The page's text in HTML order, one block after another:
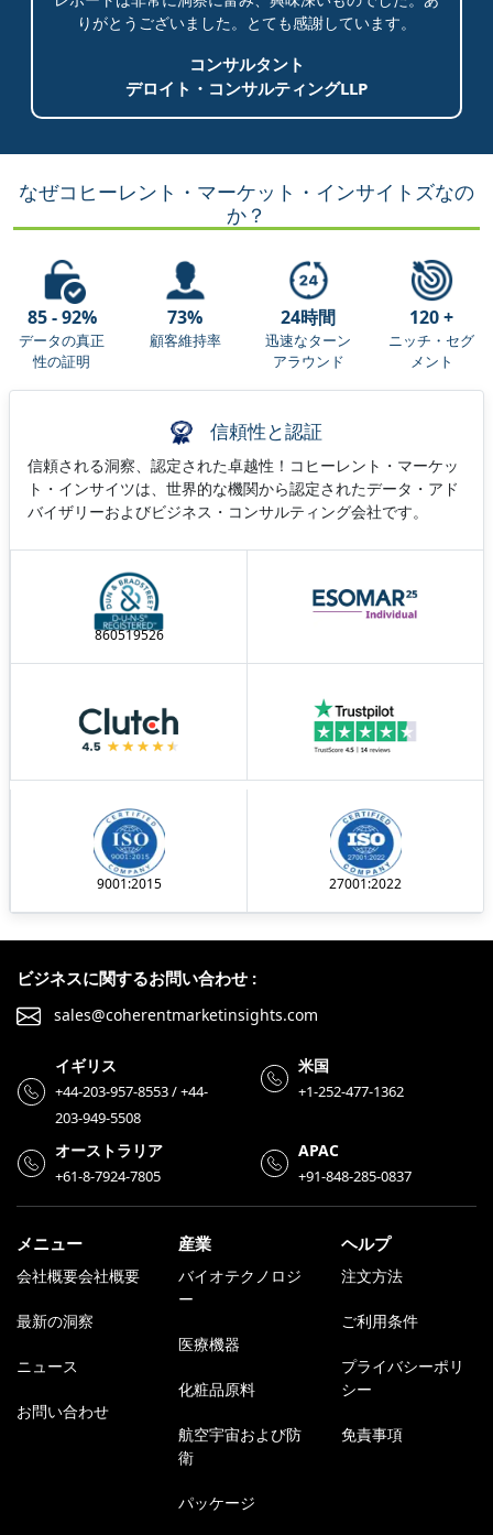
りがとうございました。とても感謝しています。
コンサルタント
デロイト・コンサルティングLLP
なぜコヒーレント・マーケット・インサイトズなの
か？
85 - 92%
データの真正
性の証明
73%
顧客維持率
24時間
迅速なターン
アラウンド
120 +
ニッチ・セグ
メント
信頼性と認証
信頼される洞察、認定された卓越性！コヒーレント・マーケッ
ト・インサイツは、世界的な機関から認定されたデータ・アド
バイザリーおよびビジネス・コンサルティング会社です。
860519526
9001:2015 27001:2022
ビジネスに関するお問い合わせ :
sales@coherentmarketinsights.com
イギリス
+44-203-957-8553 / +44-
203-949-5508
米国
+1-252-477-1362
オーストラリア
+61-8-7924-7805
APAC
+91-848-285-0837
メニュー
会社概要会社概要
最新の洞察
ニュース
お問い合わせ
産業
バイオテクノロジ
ー
医療機器
化粧品原料
航空宇宙および防
衛
パッケージ
ヘルプ
注文方法
ご利用条件
プライバシーポリ
シー
免責事項